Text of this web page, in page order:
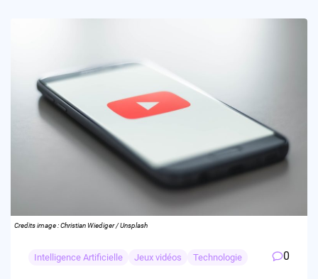
Credits image : Christian Wiediger / Unsplash
Intelligence Artificielle Jeux vidéos Technologie 0